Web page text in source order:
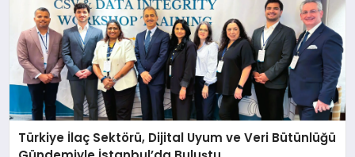
Türkiye İlaç Sektörü, Dijital Uyum ve Veri Bütünlüğü